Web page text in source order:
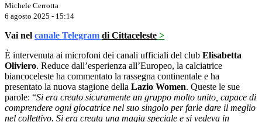
Michele Cerrotta
6 agosto 2025 - 15:14
Vai nel canale Telegram di Cittaceleste >
È intervenuta ai microfoni dei canali ufficiali del club Elisabetta
Oliviero. Reduce dall’esperienza all’Europeo, la calciatrice
biancoceleste ha commentato la rassegna continentale e ha
presentato la nuova stagione della Lazio Women. Queste le sue
parole: “Si era creato sicuramente un gruppo molto unito, capace di
comprendere ogni giocatrice nel suo singolo per farle dare il meglio
nel collettivo. Si era creata una magia speciale e si vedeva in